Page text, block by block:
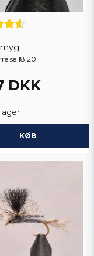
18,20
DKK
KØB